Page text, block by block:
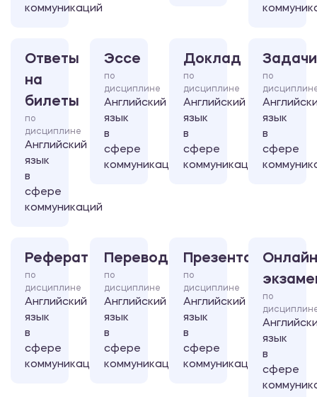
коммуникаций
Ответы
на
билеты
по
дисциплине
Английский
язык
в
сфере
коммуникаций
Эссе
по
дисциплине
Английский
язык
в
сфере
коммуникаций
Доклад
по
дисциплине
Английский
язык
в
сфере
коммуникаций
Задачи
по
язык
в
сфере
Реферат
по
дисциплине
Английский
язык
в
сфере
коммуникаций
Перевод
по
дисциплине
Английский
язык
в
сфере
коммуникаций
Презентация
по
дисциплине
Английский
язык
в
сфере
коммуникаций
по
язык
в
сфере